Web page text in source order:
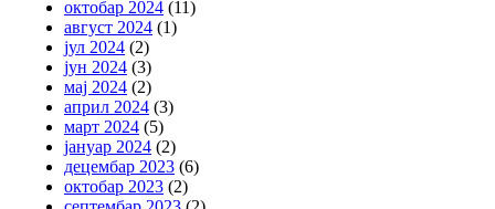
октобар 2024 (11)
август 2024 (1)
јул 2024 (2)
јун 2024 (3)
мај 2024 (2)
април 2024 (3)
март 2024 (5)
јануар 2024 (2)
децембар 2023 (6)
октобар 2023 (2)